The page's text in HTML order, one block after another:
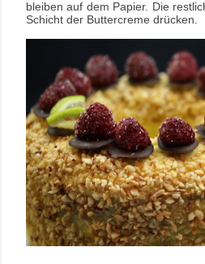
bleiben auf dem Papier. Die
Schicht der Buttercreme drücken.